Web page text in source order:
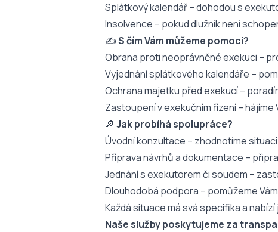
Splátkový kalendář – dohodou s
Insolvence – pokud dlužník není
✍️S čím Vám můžeme pomoci?
Obrana proti neoprávněné exekuci –
Vyjednání splátkového kalendáře –
Ochrana majetku před exekucí –
Zastoupení v exekučním řízení –
🔎 Jak probíhá spolupráce?
Úvodní konzultace – zhodnotíme
Příprava návrhů a dokumentace –
Jednání s exekutorem či soudem –
Dlouhodobá podpora – pomůžeme
Každá situace má svá specifika a
Naše služby poskytujeme za